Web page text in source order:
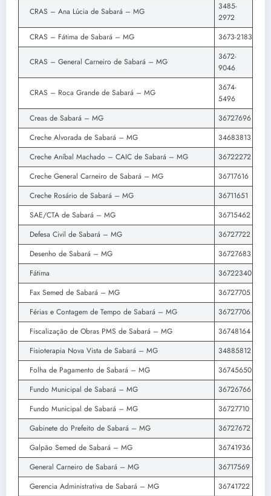
CRAS – Ana Lúcia de Sabará – MG
3485-
2972
CRAS – Fátima de Sabará – MG
3673-2183
CRAS – General Carneiro de Sabará – MG
3672-
9046
CRAS – Roca Grande de Sabará – MG
3674-
5496
Creas de Sabará – MG
36727696
Creche Alvorada de Sabará – MG
34683813
Creche Aníbal Machado – CAIC de Sabará – MG
36722272
Creche General Carneiro de Sabará – MG
36717616
Creche Rosário de Sabará – MG
36711651
SAE/CTA de Sabará – MG
36715462
Defesa Civil de Sabará – MG
36727722
Desenho de Sabará – MG
36727683
Fátima
36722340
Fax Semed de Sabará – MG
36727705
Férias e Contagem de Tempo de Sabará – MG
36727706
Fiscalização de Obras PMS de Sabará – MG
36748164
Fisioterapia Nova Vista de Sabará – MG
34885812
Folha de Pagamento de Sabará – MG
36745650
Fundo Municipal de Sabará – MG
36726766
Fundo Municipal de Sabará – MG
36727710
Gabinete do Prefeito de Sabará – MG
36727672
Galpão Semed de Sabará – MG
36741936
General Carneiro de Sabará – MG
36717569
Gerencia Administrativa de Sabará – MG
36741722